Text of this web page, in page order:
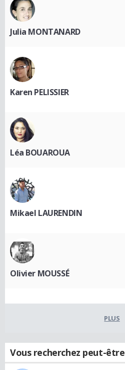
Julia MONTANARD
Karen PELISSIER
Léa BOUAROUA
Mikael LAURENDIN
Olivier MOUSSÉ
PLUS
Vous recherchez peut-être